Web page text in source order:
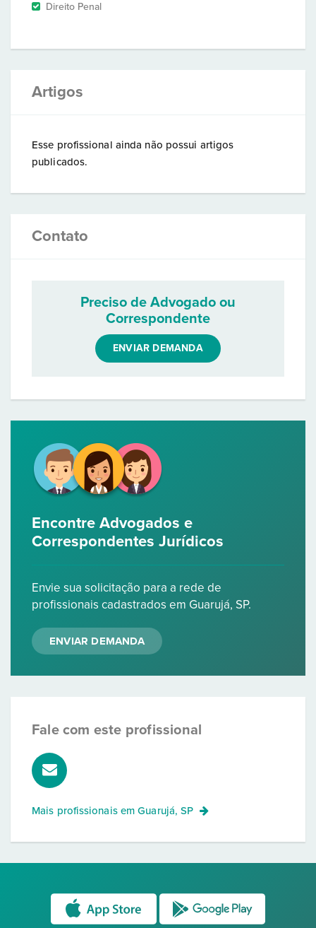
Direito Penal
Artigos
Esse profissional ainda não possui artigos
publicados.
Contato
Preciso de Advogado ou
Correspondente
ENVIAR DEMANDA
Encontre Advogados e
Correspondentes Jurídicos
Envie sua solicitação para a rede de
profissionais cadastrados em Guarujá, SP.
ENVIAR DEMANDA
Fale com este profissional
Mais profissionais emGuarujá, SP